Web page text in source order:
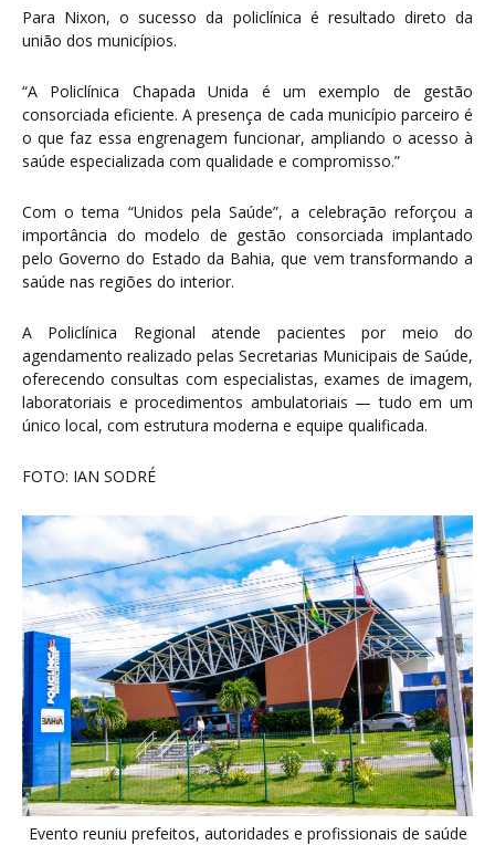
Para Nixon, o sucesso da policlínica é resultado direto da
união dos municípios.
“A Policlínica Chapada Unida é um exemplo de gestão
consorciada eficiente. A presença de cada município parceiro é
o que faz essa engrenagem funcionar, ampliando o acesso à
saúde especializada com qualidade e compromisso.”
Com o tema “Unidos pela Saúde”, a celebração reforçou a
importância do modelo de gestão consorciada implantado
pelo Governo do Estado da Bahia, que vem transformando a
saúde nas regiões do interior.
A Policlínica Regional atende pacientes por meio do
agendamento realizado pelas Secretarias Municipais de Saúde,
oferecendo consultas com especialistas, exames de imagem,
laboratoriais e procedimentos ambulatoriais — tudo em um
único local, com estrutura moderna e equipe qualificada.
FOTO: IAN SODRÉ
Evento reuniu prefeitos, autoridades e profissionais de saúde